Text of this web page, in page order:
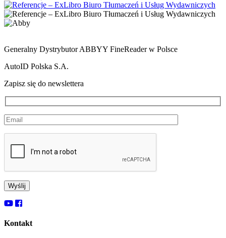
Generalny Dystrybutor ABBYY FineReader w Polsce
AutoID Polska S.A.
Zapisz się do newslettera
Kontakt